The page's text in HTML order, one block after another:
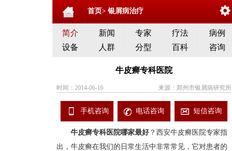
首页> 银屑病治疗
简介 新闻 专家 疗法
病例
设备
人群 分型 百科 咨询
牛皮癣专科医院
时间：2014-06-16 来源：郑州市银屑病研究所
手机咨询 电话咨询 短信咨询
牛皮癣专科医院哪家最好 ？西安牛皮癣医院专家指
出，牛皮癣在我们的日常生活中非常常见，它对患者的